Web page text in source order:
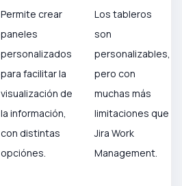
Permite crear
paneles
personalizados
para facilitar la
visualización de
la información,
con distintas
opciónes.
Los tableros
son
personalizables,
pero con
muchas más
limitaciones que
Jira Work
Management.